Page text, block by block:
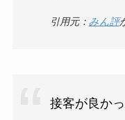
引用元： みん評
接客が良かっ